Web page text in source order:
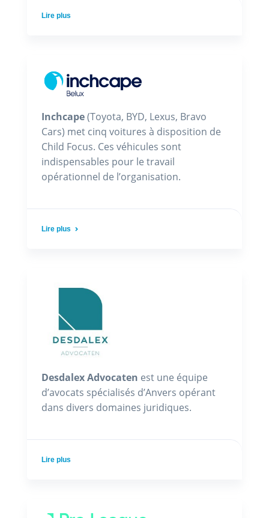
Lire plus
Inchcape(Toyota, BYD, Lexus, Bravo
Cars) met cinq voitures à disposition de
Child Focus. Ces véhicules sont
indispensables pour le travail
opérationnel de l’organisation.
Lire plus
Desdalex Advocaten est une équipe
d’avocats spécialisés d’Anvers opérant
dans divers domaines juridiques.
Lire plus